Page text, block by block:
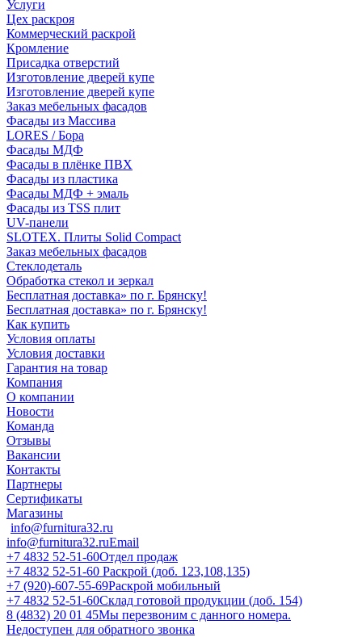
Услуги
Цех раскроя
Коммерческий раскрой
Кромление
Присадка отверстий
Изготовление дверей купе
Изготовление дверей купе
Заказ мебельных фасадов
Фасады из Массива
LORES / Бора
Фасады МДФ
Фасады в плёнке ПВХ
Фасады из пластика
Фасады МДФ + эмаль
Фасады из TSS плит
UV-панели
SLOTEX. Плиты Solid Compact
Заказ мебельных фасадов
Стеклодеталь
Обработка стекол и зеркал
Бесплатная доставка» по г. Брянску!
Бесплатная доставка» по г. Брянску!
Как купить
Условия оплаты
Условия доставки
Гарантия на товар
Компания
О компании
Новости
Команда
Отзывы
Вакансии
Контакты
Партнеры
Сертификаты
Магазины
info@furnitura32.ru
info@furnitura32.ruEmail
+7 4832 52-51-60Отдел продаж
+7 4832 52-51-60 Раскрой (доб. 123,108,135)
+7 (920)-607-55-69Раскрой мобильный
+7 4832 52-51-60Склад готовой продукции (доб. 154)
8 (4832) 20 01 45Мы перезвоним с данного номера.
Недоступен для обратного звонка